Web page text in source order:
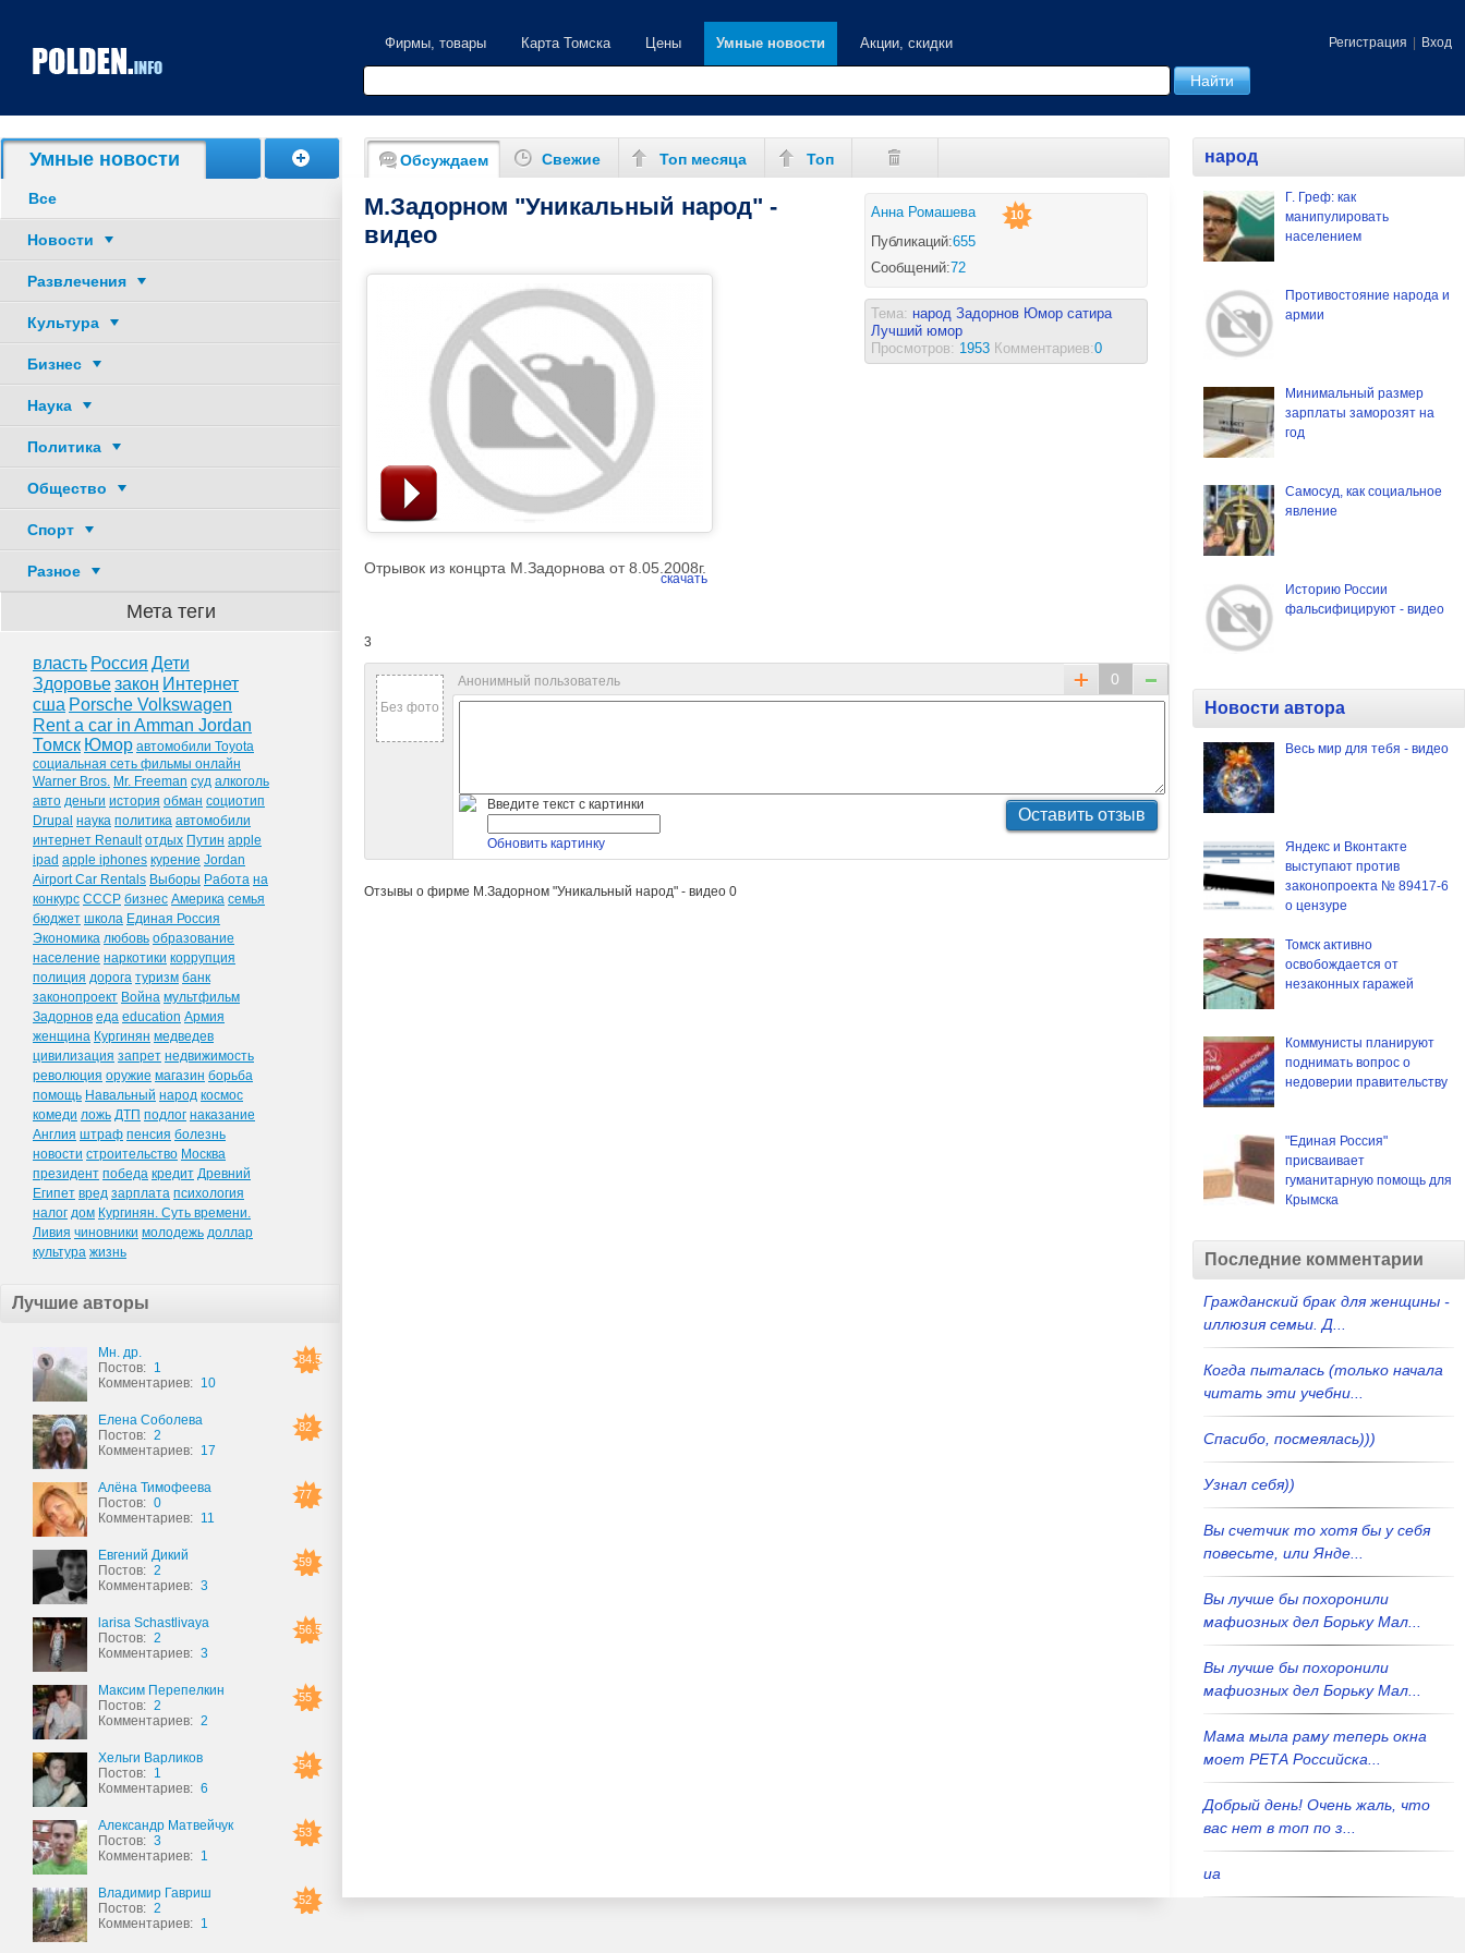
Регистрация Вход
Фирмы, товары Карта Томска Цены Умные новости Акции, скидки
Умные новости
Все
Новости
Развлечения
Культура
Бизнес
Наука
Политика
Общество
Спорт
Разное
Мета теги
власть Россия Дети
Здоровьезакон Интернет
сша Porsche Volkswagen
Rent a car in Amman Jordan
Томск Юмор автомобили Toyota
социальная сеть фильмы онлайн
Warner Bros. Mr. Freeman суд алкоголь
авто деньги история обман социотип
Drupal наука политика автомобили
интернет Renault отдых Путин apple
ipad apple iphones курение Jordan
Airport Car Rentals Выборы Работа на
конкурс СССР бизнес Америка семья
бюджет школа Единая Россия
Экономика любовь образование
население наркотики коррупция
полиция дорога туризм банк
законопроект Война мультфильм
Задорнов еда education Армия
женщина Кургинян медведев
цивилизация запрет недвижимость
революция оружие магазин борьба
помощь Навальный народ космос
комеди ложь ДТП подлог наказание
Англия штраф пенсия болезнь
новости строительство Москва
президент победа кредит Древний
Египет вред зарплата психология
налог дом Кургинян. Суть времени.
Ливия чиновники молодежь доллар
культура жизнь
Лучшие авторы
84.5
Мн. др.
Постов: 1
Комментариев: 10
82
Елена Соболева
Постов: 2
Комментариев: 17
77
Алёна Тимофеева
Постов: 0
Комментариев: 11
59
Евгений Дикий
Постов: 2
Комментариев: 3
56.5
larisa Schastlivaya
Постов: 2
Комментариев: 3
55
Максим Перепелкин
Постов: 2
Комментариев: 2
54
Хельги Варликов
Постов: 1
Комментариев: 6
53
Александр Матвейчук
Постов: 3
Комментариев: 1
52
Владимир Гавриш
Постов: 2
Комментариев: 1
народ
Г. Греф: как
манипулировать
населением
Противостояние народа и
армии
Минимальный размер
зарплаты заморозят на
год
Самосуд, как социальное
явление
Историю России
фальсифицируют - видео
Новости автора
Весь мир для тебя - видео
Яндекс и Вконтакте
выступают против
законопроекта № 89417-6
о цензуре
Томск активно
освобождается от
незаконных гаражей
Коммунисты планируют
поднимать вопрос о
недоверии правительству
"Единая Россия"
присваивает
гуманитарную помощь для
Крымска
Последние комментарии
Гражданский брак для женщины -
иллюзия семьи. Д...
Когда пыталась (только начала
читать эти учебни...
Спасибо, посмеялась)))
Узнал себя))
Вы счетчик то хотя бы у себя
повесьте, или Янде...
Вы лучше бы похоронили
мафиозных дел Борьку Мал...
Вы лучше бы похоронили
мафиозных дел Борьку Мал...
Мама мыла раму теперь окна
моет РЕТА Российска...
Добрый день! Очень жаль, что
вас нет в топ по з...
иа
Обсуждаем Свежие Топ месяца Топ
Анна Ромашева 10
Публикаций:655
Сообщений:72
Тема: народ Задорнов Юмор сатира
Лучший юмор
Просмотров: 1953 Комментариев:0
М.Задорном "Уникальный народ" -
видео
скачать
Отрывок из концрта М.Задорнова от 8.05.2008г.
3
Без фото
Анонимный пользователь 0
Введите текст с картинки
Обновить картинку
Отзывы о фирме М.Задорном "Уникальный народ" - видео 0